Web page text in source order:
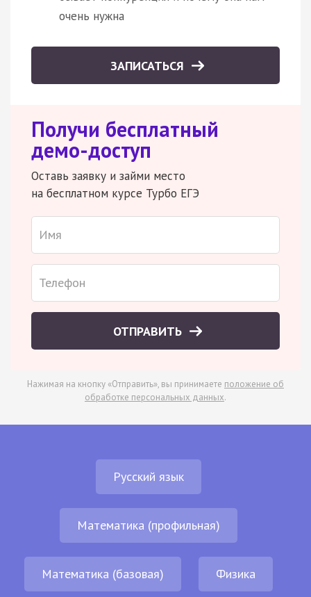
очень нужна
ЗАПИСАТЬСЯ
Получи бесплатный
демо-доступ
Оставь заявку и займи место
на бесплатном курсе Турбо ЕГЭ
ОТПРАВИТЬ
Нажимая на кнопку «Отправить», вы принимаете положение об
обработке персональных данных.
Русский язык
Математика (профильная)
Математика (базовая) Физика